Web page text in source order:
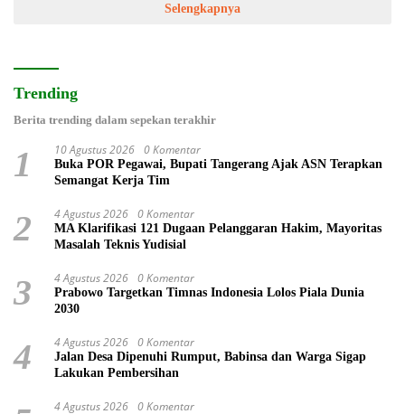
Selengkapnya
Trending
Berita trending dalam sepekan terakhir
1 10 Agustus 2026 0 Komentar
Buka POR Pegawai, Bupati Tangerang Ajak ASN Terapkan
Semangat Kerja Tim
2 4 Agustus 2026 0 Komentar
MA Klarifikasi 121 Dugaan Pelanggaran Hakim, Mayoritas
Masalah Teknis Yudisial
3 4 Agustus 2026 0 Komentar
Prabowo Targetkan Timnas Indonesia Lolos Piala Dunia
2030
4 4 Agustus 2026 0 Komentar
Jalan Desa Dipenuhi Rumput, Babinsa dan Warga Sigap
Lakukan Pembersihan
4 Agustus 2026 0 Komentar